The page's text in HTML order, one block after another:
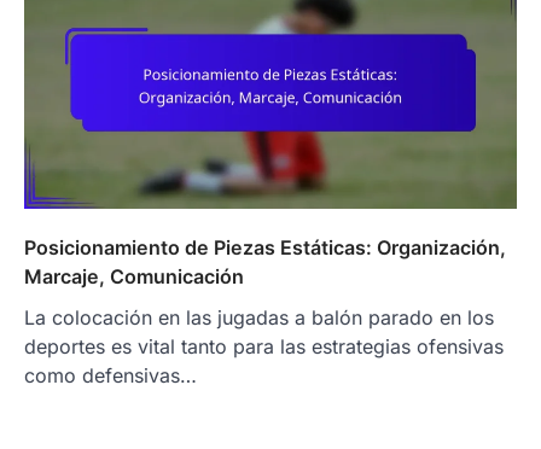
Posicionamiento de Piezas Estáticas: Organización,
Marcaje, Comunicación
La colocación en las jugadas a balón parado en los
deportes es vital tanto para las estrategias ofensivas
como defensivas…